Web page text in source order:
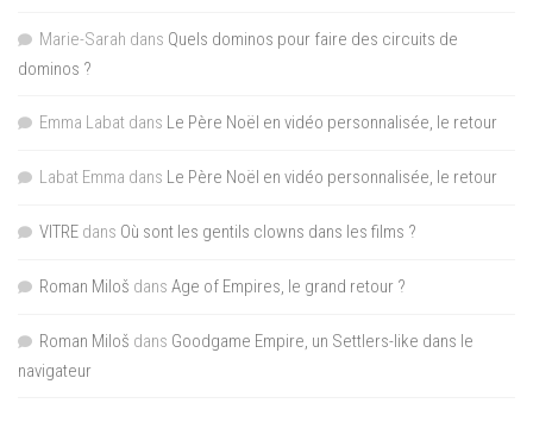
Marie-Sarah dans Quels dominos pour faire des circuits de
dominos ?
Emma Labat dans Le Père Noël en vidéo personnalisée, le retour
Labat Emma dans Le Père Noël en vidéo personnalisée, le retour
VITRE dans Où sont les gentils clowns dans les films ?
Roman Miloš dans Age of Empires, le grand retour ?
Roman Miloš dans Goodgame Empire, un Settlers-like dans le
navigateur